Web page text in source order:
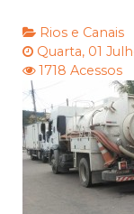
Rios e Canais
Quarta, 01
1718 Acessos